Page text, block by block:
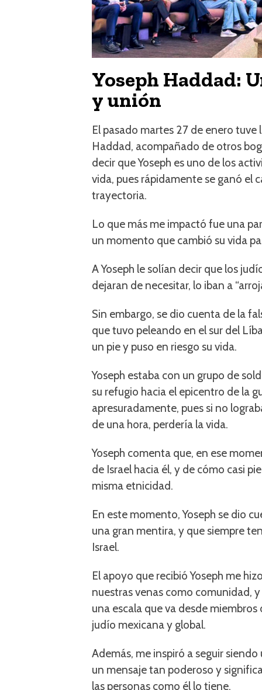
Yoseph Haddad:
y unión
El pasado martes 27 de enero
Haddad, acompañado de otros
decir que Yoseph es uno de los
vida, pues rápidamente se ganó el
trayectoria.
Lo que más me impactó fue una
un momento que cambió su vida
A Yoseph le solían decir que los
dejaran de necesitar, lo iban a
Sin embargo, se dio cuenta de la
que tuvo peleando en el sur del
un pie y puso en riesgo su vida.
Yoseph estaba con un grupo de
su refugio hacia el epicentro de la
apresuradamente, pues si no
de una hora, perdería la vida.
Yoseph comenta que, en ese
de Israel hacia él, y de cómo casi
misma etnicidad.
En este momento, Yoseph se dio
una gran mentira, y que siempre
Israel.
El apoyo que recibió Yoseph me
nuestras venas como comunidad,
una escala que va desde
judío mexicana y global.
Además, me inspiró a seguir
un mensaje tan poderoso y
las personas como él lo tiene.